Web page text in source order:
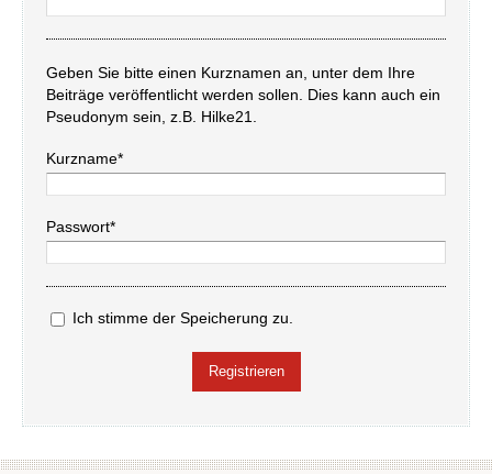
Geben Sie bitte einen Kurznamen an, unter dem Ihre
Beiträge veröffentlicht werden sollen. Dies kann auch ein
Pseudonym sein, z.B. Hilke21.
Kurzname*
Passwort*
Ich stimme der Speicherung zu.